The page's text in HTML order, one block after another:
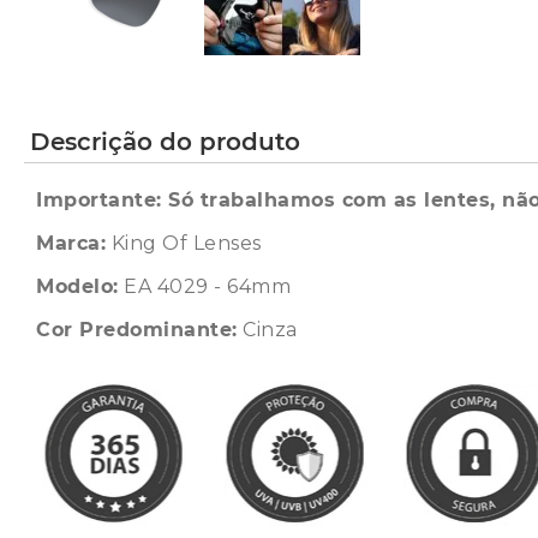
Descrição do produto
Importante: Só trabalhamos com as lentes,
Marca: King Of Lenses
Modelo: EA 4029 - 64mm
Cor Predominante: Cinza